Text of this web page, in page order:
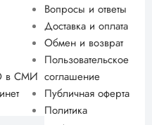
в СМИ
Вопросы и ответы
Доставка и оплата
Обмен и возврат
Пользовательское
соглашение
Публичная оферта
Политика